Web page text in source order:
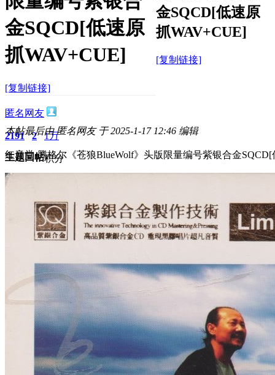
金SQCD[低速原
抓WAV+CUE]
[复制链接]
金SQCD[低速原
抓WAV+CUE]
[复制链接]
匿名网友
2191
主题
2
回帖
1万
积分
积分
2025-1-17 12:13:32 / 显示全部楼层 /阅读模式
本帖最后由 匿名网友 于 2025-1-17 12:46 编辑
红音堂·腾格尔《苍狼BlueWolf》头版限量编号紫银合金